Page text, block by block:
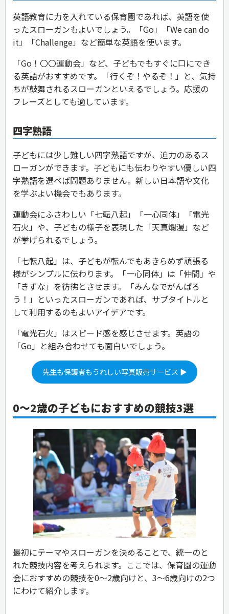
英語教育に力を入れている保育園であれば、英語を使
ったスローガンもよいでしょう。「Go」「We can do
it」「Challenge」など簡単な英語を使います。
「Go！〇〇運動会」など、子どもでもすぐに口にでき
る英語がおすすめです。「行くぞ！やるぞ！」と、気持
ちが鼓舞されるスローガンといえるでしょう。応援の
フレーズとしても適しています。
四字熟語
子どもには少し難しい四字熟語ですが、迫力のあるス
ローガンができます。子どもにも伝わりやすい優しい四
字熟語を選べば問題ありません。新しい日本語や文化
を学ぶよい機会でもあります。
運動会にふさわしい「七転八起」「一心同体」「電光
石火」や、子どもの様子を表現した「天真爛漫」など
が挙げられるでしょう。
「七転八起」は、子どもが転んでもあきらめず頑張る
様がシンプルに伝わります。「一心同体」は「仲間」や
「きずな」を彷彿とさせます。「みんなでがんばろ
う！」といったスローガンであれば、サブタイトルと
して利用するのもよいアイデアです。
「電光石火」はスピード感を感じさせます。英語の
「Go」と組み合わせても面白いでしょう。
先生も保護者もうれしい写真販売サービス ▶
0〜2歳の子どもにおすすめの競技3選
最初にテーマやスローガンを決めることで、統一のと
れた競技内容を考えられます。ここでは、保育園の運動
会におすすめの競技を0〜2歳向けと、3〜6歳向けの2つ
にわけて紹介します。